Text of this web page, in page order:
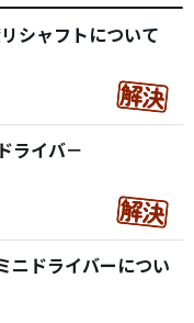
シャフトについて
ライバ－
ドライバーについ